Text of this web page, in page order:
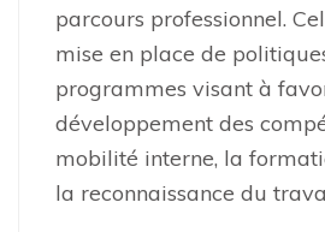
parcours professionnel.
mise en place de
programmes visant à
développement des
mobilité interne, la
la reconnaissance du